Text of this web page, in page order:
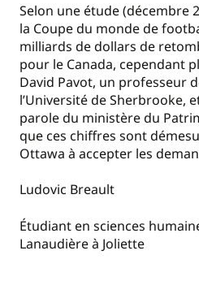
Selon une étude (décembre
la Coupe du monde de
milliards de dollars de
pour le Canada, cependant
David Pavot, un professeur
l’Université de Sherbrooke,
parole du ministère du
que ces chiffres sont
Ottawa à accepter les
Ludovic Breault
Étudiant en sciences
Lanaudière à Joliette